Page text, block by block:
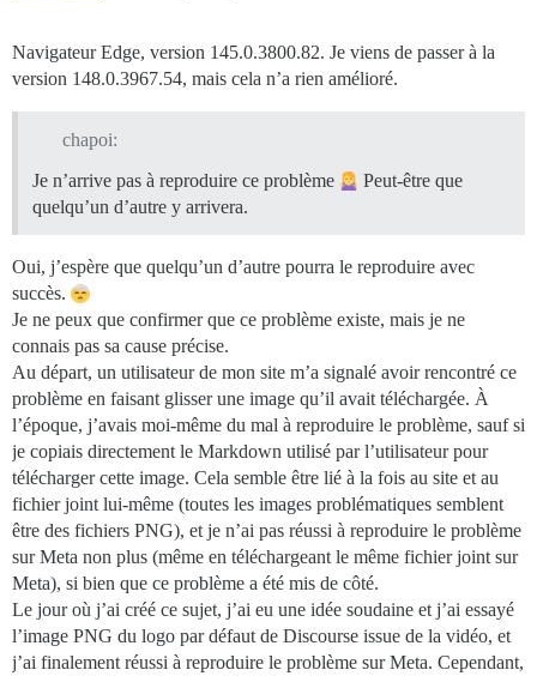
Navigateur Edge, version 145.0.3800.82. Je viens de passer à la
version 148.0.3967.54, mais cela n’a rien amélioré.
chapoi:
Je n’arrive pas à reproduire ce problème
Peut-être que
quelqu’un d’autre y arrivera.
Oui, j’espère que quelqu’un d’autre pourra le reproduire avec
succès.
Je ne peux que confirmer que ce problème existe, mais je ne
connais pas sa cause précise.
Au départ, un utilisateur de mon site m’a signalé avoir rencontré ce
problème en faisant glisser une image qu’il avait téléchargée. À
l’époque, j’avais moi-même du mal à reproduire le problème, sauf si
je copiais directement le Markdown utilisé par l’utilisateur pour
télécharger cette image. Cela semble être lié à la fois au site et au
fichier joint lui-même (toutes les images problématiques semblent
être des fichiers PNG), et je n’ai pas réussi à reproduire le problème
sur Meta non plus (même en téléchargeant le même fichier joint sur
Meta), si bien que ce problème a été mis de côté.
Le jour où j’ai créé ce sujet, j’ai eu une idée soudaine et j’ai essayé
l’image PNG du logo par défaut de Discourse issue de la vidéo, et
j’ai finalement réussi à reproduire le problème sur Meta. Cependant,